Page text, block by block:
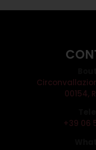
00154,
+39 06